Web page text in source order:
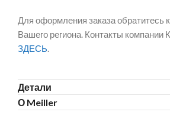
Для оформления заказа обратитесь
Вашего региона. Контакты компании
ЗДЕСЬ.
Детали
О Meiller